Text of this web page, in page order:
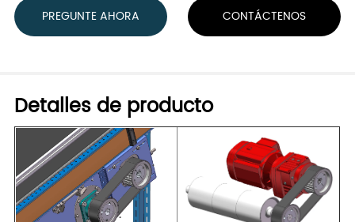
PREGUNTE AHORA CONTÁCTENOS
Detalles de producto